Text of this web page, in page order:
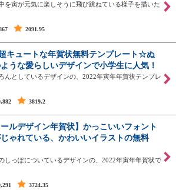
を寅が元気に楽しそうに飛び跳ねている様子を描いた
2091.95
キュートな年賀状無料テンプレート☆ぬ
うな愛らしいデザインで小学生に人気！
んとしているデザインの、2022年寅年年賀状テンプレ
3819.2
ールデザイン年賀状】かっこいいフォント
ゃれている、かわいいイラストの無料
しっぽについているデザインの、2022年寅年年賀状で
3724.35